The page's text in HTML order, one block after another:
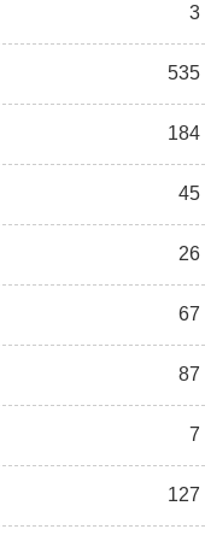
3
535
184
45
26
67
87
7
127